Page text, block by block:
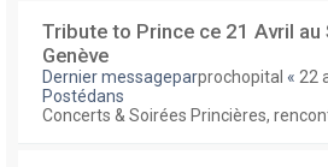
Tribute to Prince ce 21 Avril au
Genève
Dernier messageparprochopital « 22
Postédans
Concerts & Soirées Princières,